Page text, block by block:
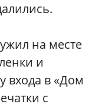
на месте
и
входа в «Дом
с